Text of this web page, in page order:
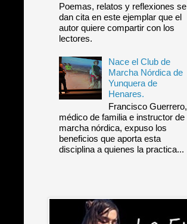
Poemas, relatos y reflexiones se
dan cita en este ejemplar que el
autor quiere compartir con los
lectores.
Nace el Club de
Marcha Nórdica de
Yunquera de
Henares.
Francisco Guerrero,
médico de familia e instructor de
marcha nórdica, expuso los
beneficios que aporta esta
disciplina a quienes la practica...